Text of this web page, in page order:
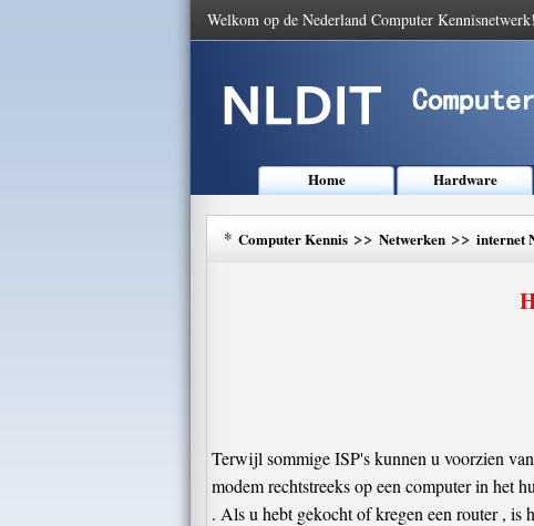
Welkom op de Nederland Computer Kennisnetwerk!
Home Hardware
* Computer Kennis >> Netwerken >> internet
Terwijl sommige ISP's kunnen u voorzien
modem rechtstreeks op een computer in het
. Als u hebt gekocht of kregen een router , is